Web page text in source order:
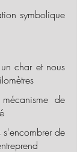
de
de
char et nous
symbolique